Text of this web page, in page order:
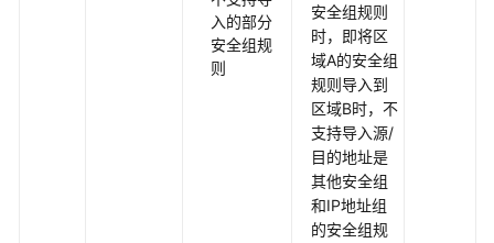
入的部分
安全组规
则
安全组规则
时，即将区
域A的安全组
规则导入到
区域B时，不
支持导入源/
目的地址是
其他安全组
和IP地址组
的安全组规